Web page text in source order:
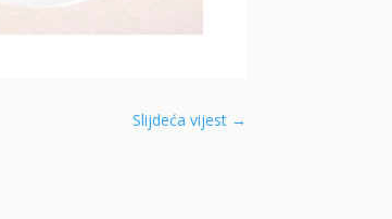
Slijdeća vijest→